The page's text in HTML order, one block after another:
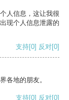
人信息，这让我很
现个人信息泄露的
支持[0] 反对[0]
各地的朋友。
支持[0] 反对[0]